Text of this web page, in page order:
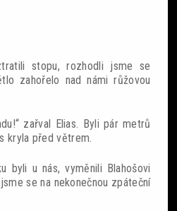
stopu, rozhodli jsme se
zahořelo nad námi růžovou
zařval Elias. Byli pár metrů
kryla před větrem.
byli u nás, vyměnili Blahošovi
se na nekonečnou zpáteční